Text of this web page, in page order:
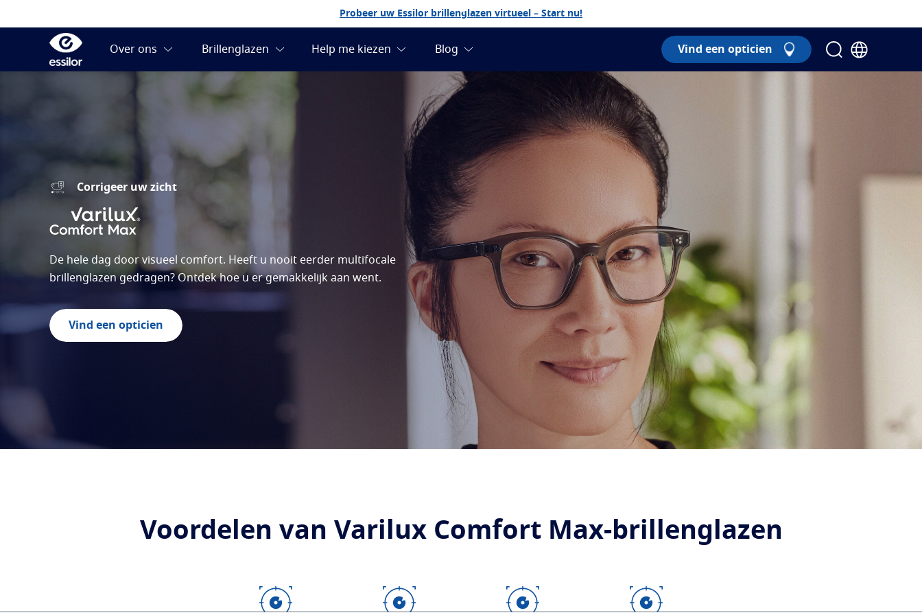
Probeer uw Essilor brillenglazen virtueel – Start nu!
Vind een opticien
Corrigeer uw zicht
De hele dag door visueel comfort. Heeft u nooit eerder multifocale
brillenglazen gedragen? Ontdek hoe u er gemakkelijk aan went.
Vind een opticien
Voordelen van Varilux Comfort Max-brillenglazen